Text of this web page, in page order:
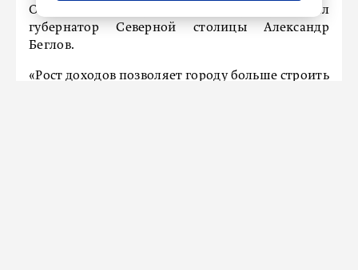
Об этом во вторник, 1 октября, рассказал
губернатор Северной столицы Александр
Беглов.
«Рост доходов позволяет городу больше строить